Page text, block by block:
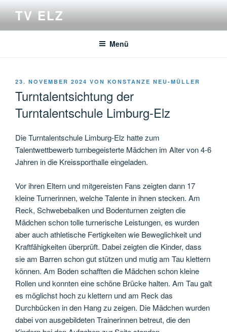
springen
TV ELZ
Menü
VERÖFFENTLICHT
23. NOVEMBER 2024 VON KONSTANZE NEU-MÜLLER
Turntalentsichtung der
Turntalentschule Limburg-Elz
Die Turntalentschule Limburg-Elz hatte zum
Talentwettbewerb turnbegeisterte Mädchen im Alter von 4-6
Jahren in die Kreissporthalle eingeladen.
Vor ihren Eltern und mitgereisten Fans zeigten dann 17
kleine Turnerinnen, welche Talente in ihnen stecken. Am
Reck, Schwebebalken und Bodenturnen zeigten die
Mädchen schon tolle turnerische Leistungen, es wurden
aber auch athletische Fertigkeiten wie Beweglichkeit und
Kraftfähigkeiten überprüft. Dabei zeigten die Kinder, dass
sie am Barren schon gut stützen und mutig am Tau klettern
können. Am Boden schafften die Mädchen schon kleine
Rollen und konnten eine schöne Brücke halten. Am Tau galt
es möglichst hoch zu klettern und am Reck das
Durchbücken in den Hang zu zeigen. Die Mädchen wurden
dabei von ausgebildeten Trainerinnen betreut, die den